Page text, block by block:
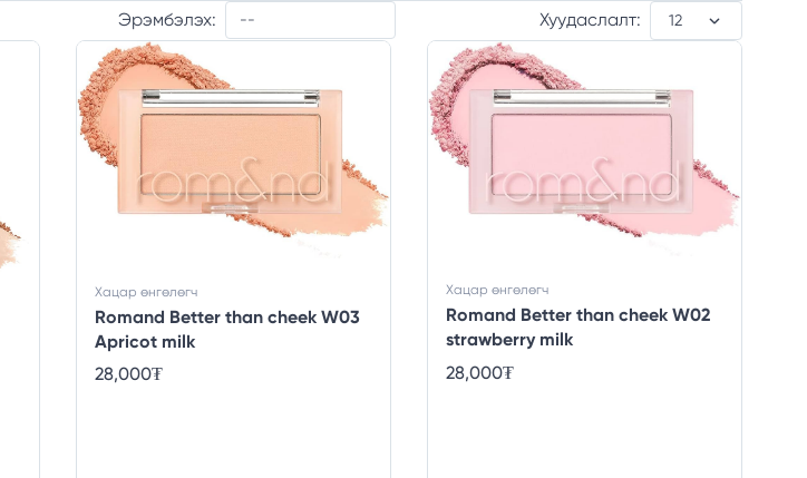
Эрэмбэлэх: Хуудаслалт:
Romand Better than cheek W03
Apricot milk
Хацар өнгөлөгч
28,000₮
Romand Better than cheek W02
strawberry milk
Хацар өнгөлөгч
28,000₮